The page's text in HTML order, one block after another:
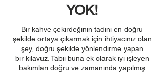
YOK!
Bir kahve çekirdeğinin tadını en doğru
şekilde ortaya çıkarmak için ihtiyacınız olan
şey, doğru şekilde yönlendirme yapan
bir kılavuz. Tabii buna ek olarak iyi işleyen
bakımları doğru ve zamanında yapılmış